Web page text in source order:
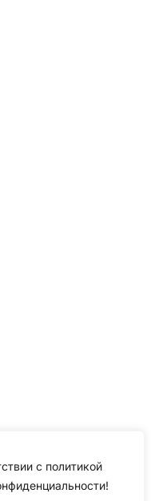
с политикой